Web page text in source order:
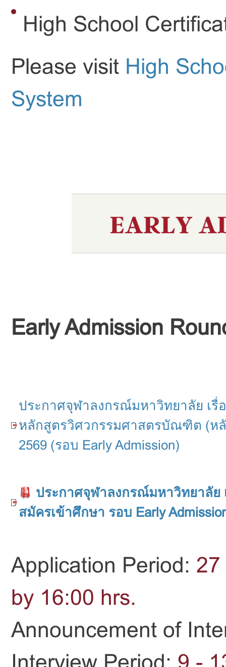
High School
Please visit High
System
Early Admission
ประกาศจุฬาลงกรณ์มหาวิทยาลัย เรื่
หลักสูตรวิศวกรรมศาสตรบัณฑิต (ห
2569 (รอบ Early Admission)
ประกาศจุฬาลงกรณ์มหาวิทยาลัย
สมัครเข้าศึกษา รอบ Early
Application Period: 27
by 16:00 hrs.
Announcement of
Interview Period: 9 -